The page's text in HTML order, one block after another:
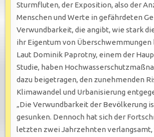
Sturmfluten, der Exposition, also der
Menschen und Werte in gefährdeten
Verwundbarkeit, die angibt, wie stark
ihr Eigentum von
Laut Dominik Paprotny, einem der
Studie, haben
dazu beigetragen, den zunehmenden
Klimawandel und Urbanisierung
„Die Verwundbarkeit der Bevölkerung
gesunken. Dennoch hat sich der
letzten zwei Jahrzehnten verlangsamt,